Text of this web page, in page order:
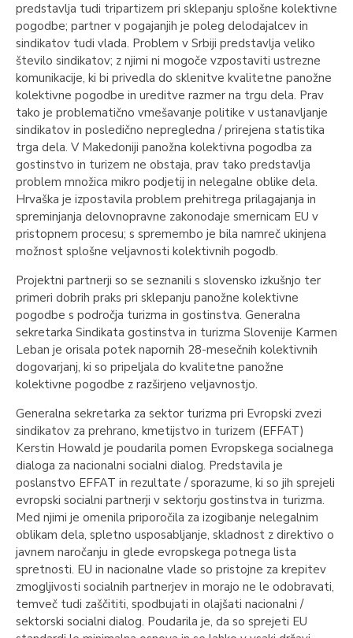
predstavlja tudi tripartizem pri sklepanju splošne kolektivne
pogodbe; partner v pogajanjih je poleg delodajalcev in
sindikatov tudi vlada. Problem v Srbiji predstavlja veliko
število sindikatov; z njimi ni mogoče vzpostaviti ustrezne
komunikacije, ki bi privedla do sklenitve kvalitetne panožne
kolektivne pogodbe in ureditve razmer na trgu dela. Prav
tako je problematično vmešavanje politike v ustanavljanje
sindikatov in posledično nepregledna / prirejena statistika
trga dela. V Makedoniji panožna kolektivna pogodba za
gostinstvo in turizem ne obstaja, prav tako predstavlja
problem množica mikro podjetij in nelegalne oblike dela.
Hrvaška je izpostavila problem prehitrega prilagajanja in
spreminjanja delovnopravne zakonodaje smernicam EU v
pristopnem procesu; s spremembo je bila namreč ukinjena
možnost splošne veljavnosti kolektivnih pogodb.
Projektni partnerji so se seznanili s slovensko izkušnjo ter
primeri dobrih praks pri sklepanju panožne kolektivne
pogodbe s področja turizma in gostinstva. Generalna
sekretarka Sindikata gostinstva in turizma Slovenije Karmen
Leban je orisala potek napornih 28-mesečnih kolektivnih
dogovarjanj, ki so pripeljala do kvalitetne panožne
kolektivne pogodbe z razširjeno veljavnostjo.
Generalna sekretarka za sektor turizma pri Evropski zvezi
sindikatov za prehrano, kmetijstvo in turizem (EFFAT)
Kerstin Howald je poudarila pomen Evropskega socialnega
dialoga za nacionalni socialni dialog. Predstavila je
poslanstvo EFFAT in rezultate / sporazume, ki so jih sprejeli
evropski socialni partnerji v sektorju gostinstva in turizma.
Med njimi je omenila priporočila za izogibanje nelegalnim
oblikam dela, spletno usposabljanje, skladnost z direktivo o
javnem naročanju in glede evropskega potnega lista
spretnosti. EU in nacionalne vlade so pristojne za krepitev
zmogljivosti socialnih partnerjev in morajo ne le odobravati,
temveč tudi zaščititi, spodbujati in olajšati nacionalni /
sektorski socialni dialog. Poudarila je, da so sprejeti EU